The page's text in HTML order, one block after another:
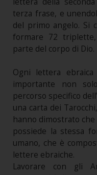
terza frase, e
del primo angelo. Si
formare 72
parte del corpo di Dio.
Ogni lettera
importante non
percorso specifico
una carta dei
hanno dimostrato
possiede la stessa
umano, che è
lettere ebraiche.
Lavorare con gli